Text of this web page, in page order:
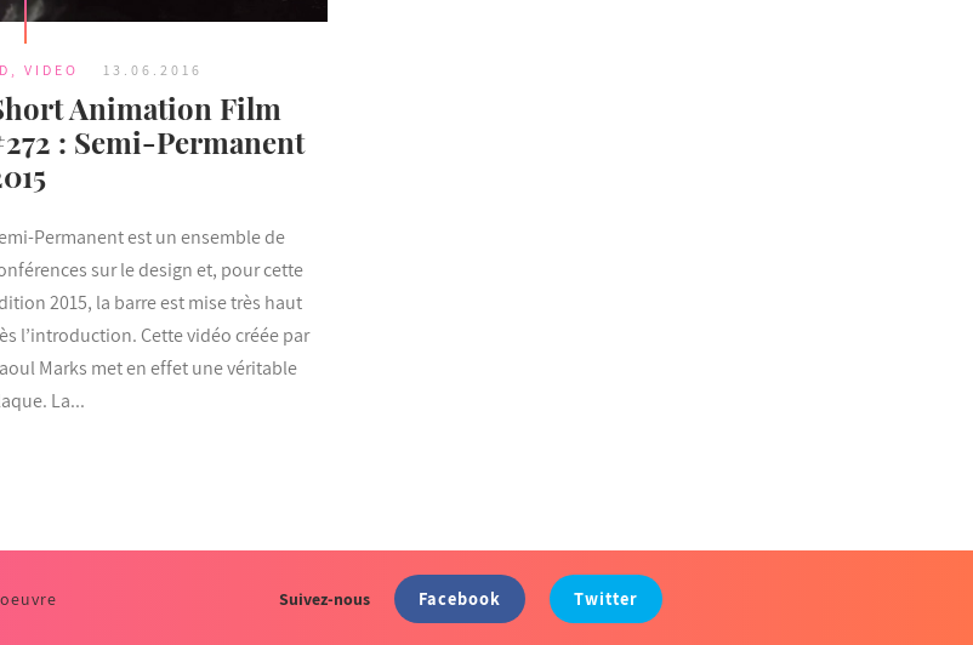
VIDEO 13.06.2016
Animation Film
: Semi-Permanent
Permanent est un ensemble de
sur le design et, pour cette
2015, la barre est mise très haut
l’introduction. Cette vidéo créée par
Marks met en effet une véritable
La...
Suivez-nous Facebook Twitter